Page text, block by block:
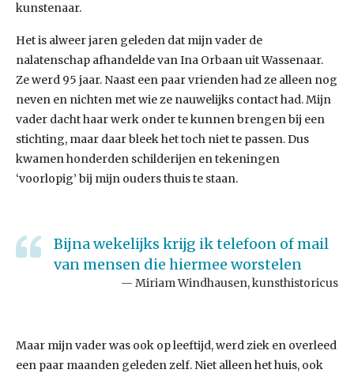
kunstenaar.
Het is alweer jaren geleden dat mijn vader de
nalatenschap afhandelde van Ina Orbaan uit Wassenaar.
Ze werd 95 jaar. Naast een paar vrienden had ze alleen nog
neven en nichten met wie ze nauwelijks contact had. Mijn
vader dacht haar werk onder te kunnen brengen bij een
stichting, maar daar bleek het toch niet te passen. Dus
kwamen honderden schilderijen en tekeningen
‘voorlopig’ bij mijn ouders thuis te staan.
Bijna wekelijks krijg ik telefoon of mail
van mensen die hiermee worstelen
Miriam Windhausen, kunsthistoricus
Maar mijn vader was ook op leeftijd, werd ziek en overleed
een paar maanden geleden zelf. Niet alleen het huis, ook